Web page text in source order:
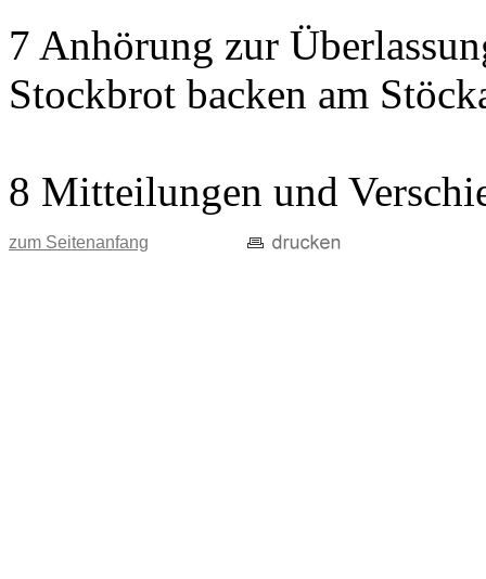
7 Anhörung zur
Stockbrot backen am
8 Mitteilungen und
zum Seitenanfang